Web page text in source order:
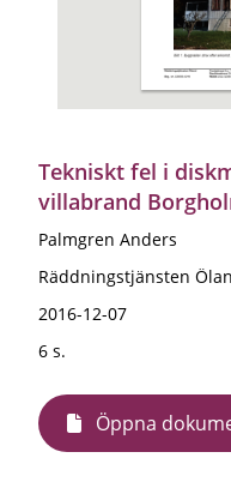
Tekniskt fel i
villabrand
Palmgren Anders
Räddningstjänsten
2016-12-07
6 s.
Öppna